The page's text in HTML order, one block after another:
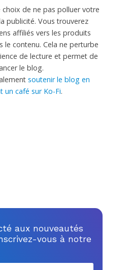
de ne pas polluer votre
publicité. Vous trouverez
affiliés vers les produits
le contenu. Cela ne perturbe
de lecture et permet de
le blog.
soutenir le blog en
un café sur Ko-Fi.
aux nouveautés
vous à notre